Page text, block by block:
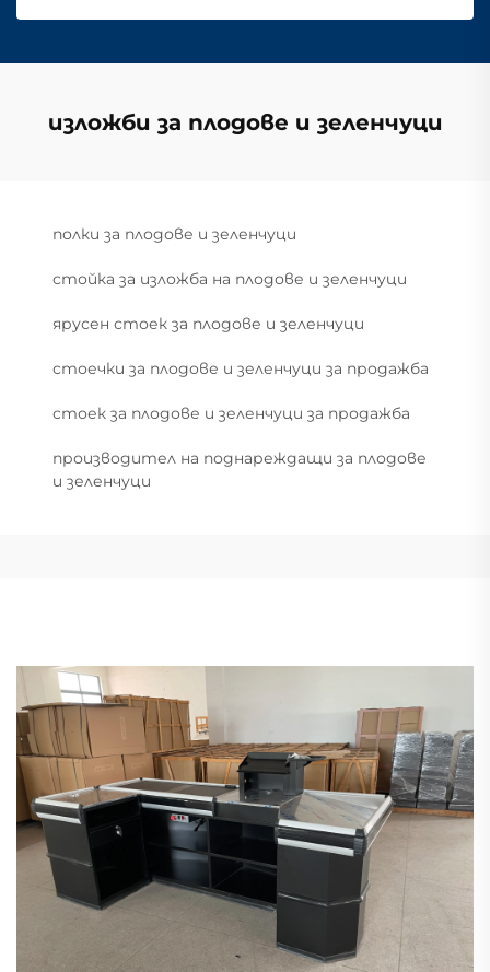
изложби за плодове и зеленчуци
полки за плодове и зеленчуци
стойка за изложба на плодове и зеленчуци
ярусен стоек за плодове и зеленчуци
стоечки за плодове и зеленчуци за продажба
стоек за плодове и зеленчуци за продажба
производител на поднареждащи за плодове
и зеленчуци